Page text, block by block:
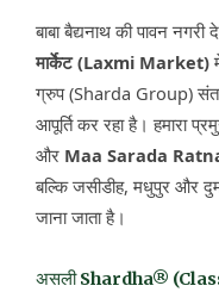
बाबा बैद्यनाथ की पावन
मार्केट (Laxmi Market)
ग्रुप (Sharda Group)
आपूर्ति कर रहा है। हमारा
और Maa Sarada
बल्कि जसीडीह, मधुपुर और
जाना जाता है।
असली Shardha®